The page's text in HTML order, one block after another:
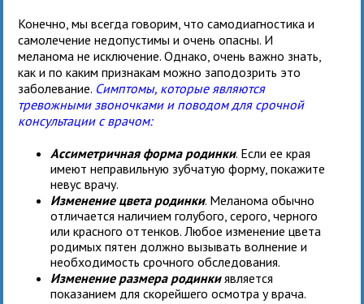
Конечно, мы всегда говорим, что самодиагностика и
самолечение недопустимы и очень опасны. И
меланома не исключение. Однако, очень важно знать,
как и по каким признакам можно заподозрить это
заболевание. Симптомы, которые являются
тревожными звоночками и поводом для срочной
консультации с врачом:
Ассиметричная форма родинки. Если ее края
имеют неправильную зубчатую форму, покажите
невус врачу.
Изменение цвета родинки. Меланома обычно
отличается наличием голубого, серого, черного
или красного оттенков. Любое изменение цвета
родимых пятен должно вызывать волнение и
необходимость срочного обследования.
Изменение размера родинкиявляется
показанием для скорейшего осмотра у врача.